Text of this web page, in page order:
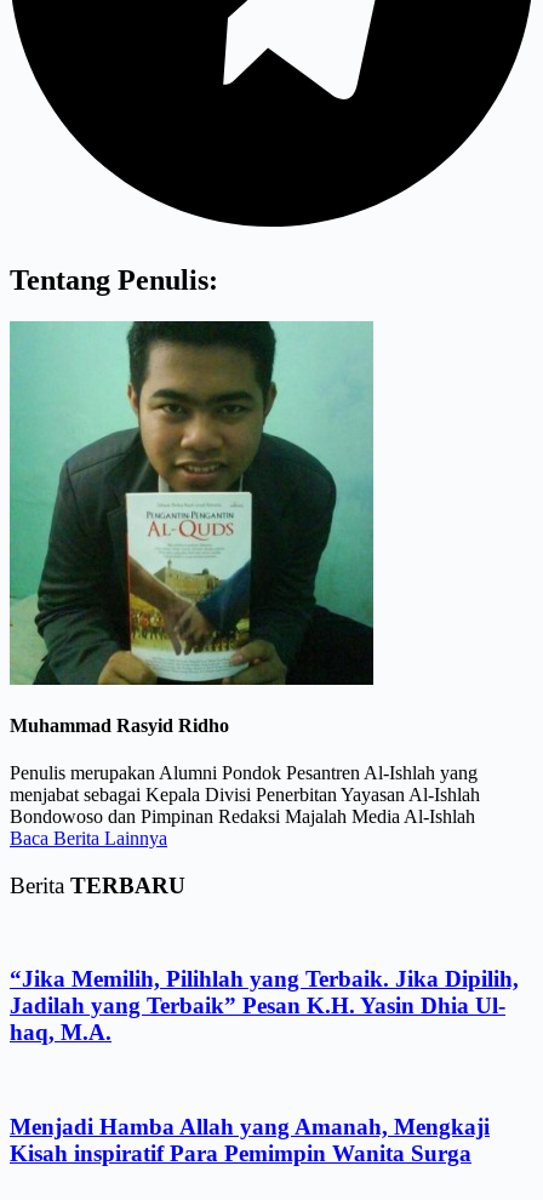
Tentang Penulis:
Muhammad Rasyid Ridho
Penulis merupakan Alumni Pondok Pesantren Al-Ishlah yang
menjabat sebagai Kepala Divisi Penerbitan Yayasan Al-Ishlah
Bondowoso dan Pimpinan Redaksi Majalah Media Al-Ishlah
Baca Berita Lainnya
Berita TERBARU
“Jika Memilih, Pilihlah yang Terbaik. Jika Dipilih,
Jadilah yang Terbaik” Pesan K.H. Yasin Dhia Ul-
haq, M.A.
Menjadi Hamba Allah yang Amanah, Mengkaji
Kisah inspiratif Para Pemimpin Wanita Surga